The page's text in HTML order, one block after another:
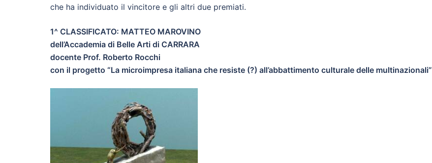
che ha individuato il vincitore e gli altri due premiati.
1^ CLASSIFICATO: MATTEO MAROVINO
dell’Accademia di Belle Arti di CARRARA
docente Prof. Roberto Rocchi
con il progetto “La microimpresa italiana che resiste (?) all’abbattimento culturale delle multinazionali”